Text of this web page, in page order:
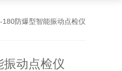
防爆型智能振动点检仪
振动点检仪